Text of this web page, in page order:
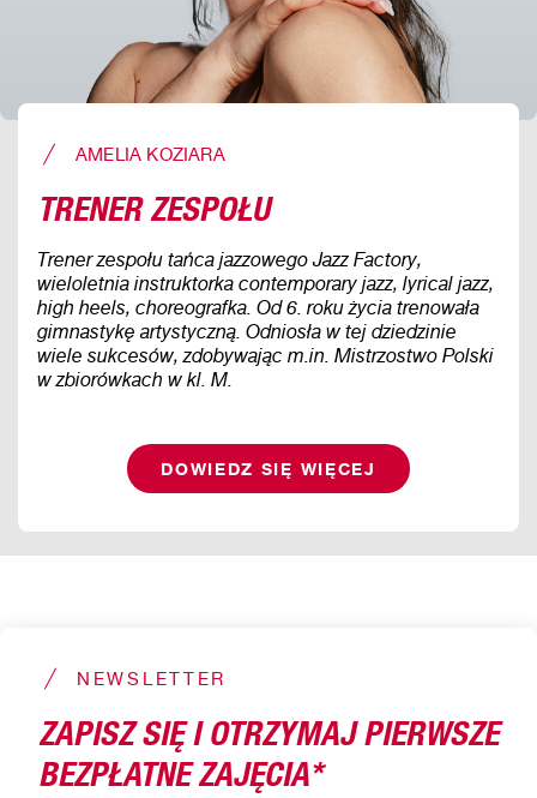
AMELIA KOZIARA
TRENER ZESPOŁU
Trener zespołu tańca jazzowego Jazz Factory,
wieloletnia instruktorka contemporary jazz, lyrical jazz,
high heels, choreografka. Od 6. roku życia trenowała
gimnastykę artystyczną. Odniosła w tej dziedzinie
wiele sukcesów, zdobywając m.in. Mistrzostwo Polski
w zbiorówkach w kl. M.
DOWIEDZ SIĘ WIĘCEJ
NEWSLETTER
ZAPISZ SIĘ I OTRZYMAJ PIERWSZE
BEZPŁATNE ZAJĘCIA*